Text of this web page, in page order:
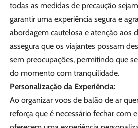
todas as medidas de precaução
garantir uma experiência segura e
abordagem cautelosa e atenção aos
assegura que os viajantes possam
sem preocupações, permitindo que
do momento com tranquilidade.
Personalização da Experiência:
Ao organizar voos de balão de ar
reforça que é necessário fechar com